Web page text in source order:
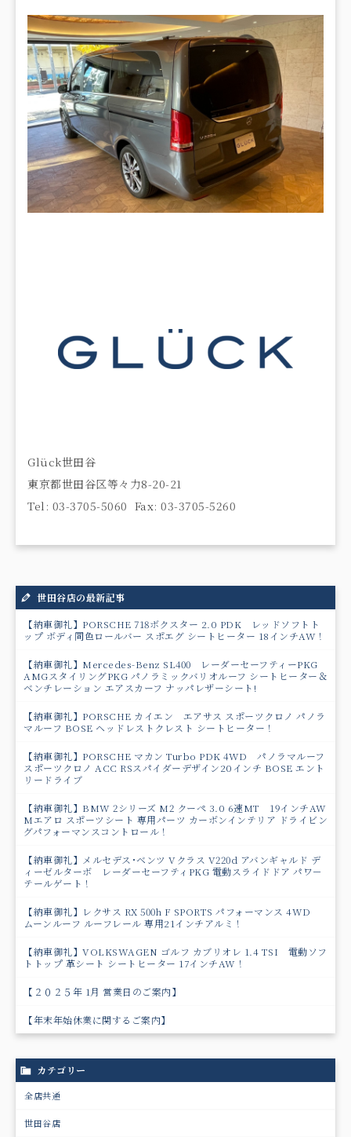
Glück世田谷
東京都世田谷区等々力8-20-21
Tel: 03-3705-5060 Fax: 03-3705-5260
世田谷店の最新記事
【納車御礼】PORSCHE 718ボクスター 2.0 PDK レッドソフトト
ップ ボディ同色ロールバー スポエグ シートヒーター 18インチAW！
【納車御礼】Mercedes-Benz SL400 レーダーセーフティーPKG
AMGスタイリングPKG パノラミックバリオルーフ シートヒーター＆
ベンチレーション エアスカーフ ナッパレザーシート!
【納車御礼】PORSCHE カイエン エアサス スポーツクロノ パノラ
マルーフ BOSE ヘッドレストクレスト シートヒーター！
【納車御礼】PORSCHE マカン Turbo PDK 4WD パノラマルーフ
スポーツクロノ ACC RSスパイダーデザイン20インチ BOSE エント
リードライブ
【納車御礼】BMW 2シリーズ M2 クーペ 3.0 6速MT 19インチAW
Mエアロ スポーツシート 専用パーツ カーボンインテリア ドライビン
グパフォーマンスコントロール！
【納車御礼】メルセデス･ベンツ Vクラス V220d アバンギャルド デ
ィーゼルターボ レーダーセーフティPKG 電動スライドドア パワ－
テールゲート！
【納車御礼】レクサス RX 500h F SPORTS パフォーマンス 4WD
ムーンルーフ ルーフレール 専用21インチアルミ！
【納車御礼】VOLKSWAGEN ゴルフ カブリオレ 1.4 TSI 電動ソフ
トトップ 革シート シートヒーター 17インチAW！
【２０２５年 1月 営業日のご案内】
【年末年始休業に関するご案内】
カテゴリー
全店共通
世田谷店